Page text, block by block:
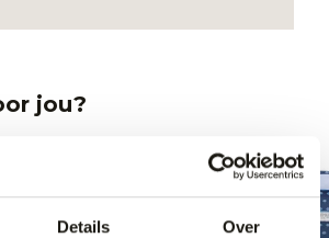
Details Over
jou?
Web Only.